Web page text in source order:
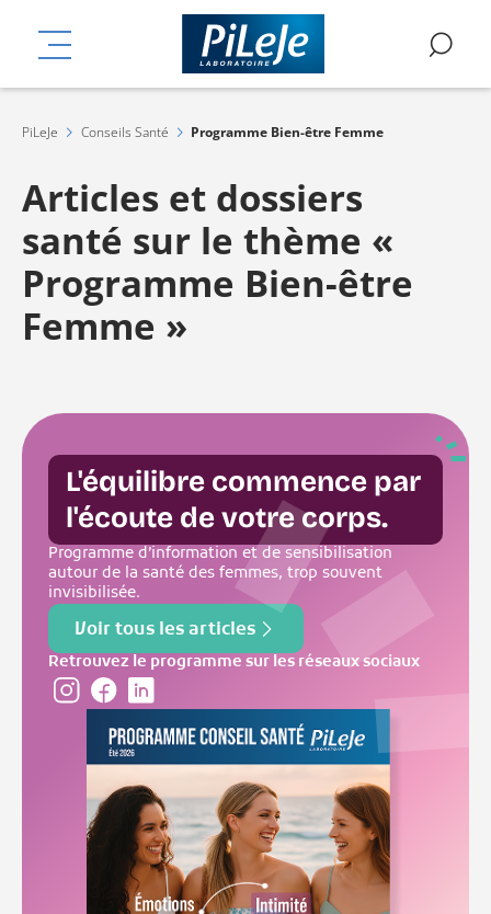
MENU
PiLeJe Conseils Santé Programme Bien-être Femme
Articles et dossiers
santé sur le thème «
Programme Bien-être
Femme »
L'équilibre commence par
l'écoute de votre corps.
Programme d’information et de sensibilisation
autour de la santé des femmes, trop souvent
invisibilisée.
Voir tous les articles
Retrouvez le programme sur les réseaux sociaux
InstagramFacebookLinkedin